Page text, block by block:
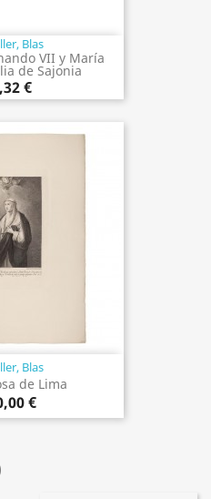
Blas
VII y María
de Sajonia
€
Blas
de Lima
€